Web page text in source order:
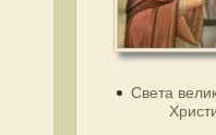
Света